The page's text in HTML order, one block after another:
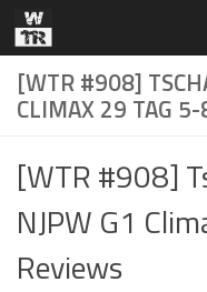
Zum Inhalt springen
[WTR #908]
CLIMAX 29 TAG
[WTR #908]
NJPW G1
Reviews